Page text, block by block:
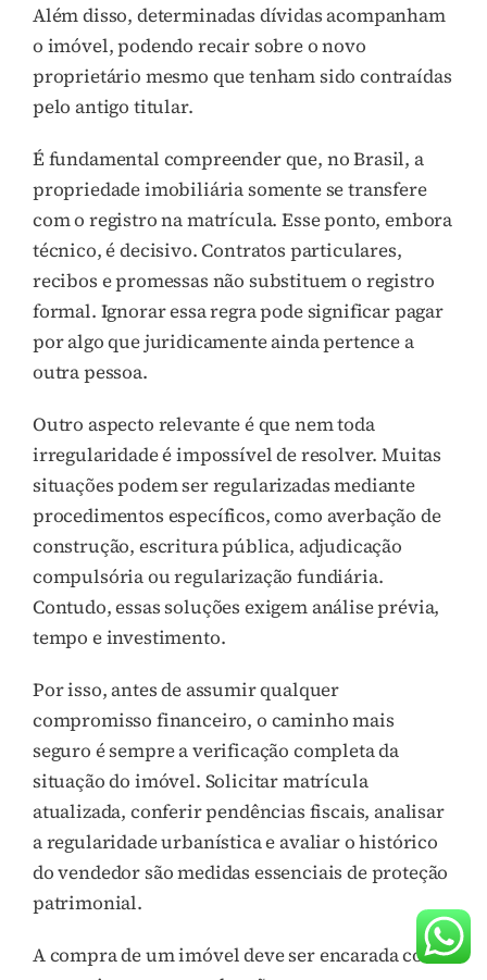
Além disso, determinadas dívidas acompanham
o imóvel, podendo recair sobre o novo
proprietário mesmo que tenham sido contraídas
pelo antigo titular.
É fundamental compreender que, no Brasil, a
propriedade imobiliária somente se transfere
com o registro na matrícula. Esse ponto, embora
técnico, é decisivo. Contratos particulares,
recibos e promessas não substituem o registro
formal. Ignorar essa regra pode significar pagar
por algo que juridicamente ainda pertence a
outra pessoa.
Outro aspecto relevante é que nem toda
irregularidade é impossível de resolver. Muitas
situações podem ser regularizadas mediante
procedimentos específicos, como averbação de
construção, escritura pública, adjudicação
compulsória ou regularização fundiária.
Contudo, essas soluções exigem análise prévia,
tempo e investimento.
Por isso, antes de assumir qualquer
compromisso financeiro, o caminho mais
seguro é sempre a verificação completa da
situação do imóvel. Solicitar matrícula
atualizada, conferir pendências fiscais, analisar
a regularidade urbanística e avaliar o histórico
do vendedor são medidas essenciais de proteção
patrimonial.
A compra de um imóvel deve ser encarada como